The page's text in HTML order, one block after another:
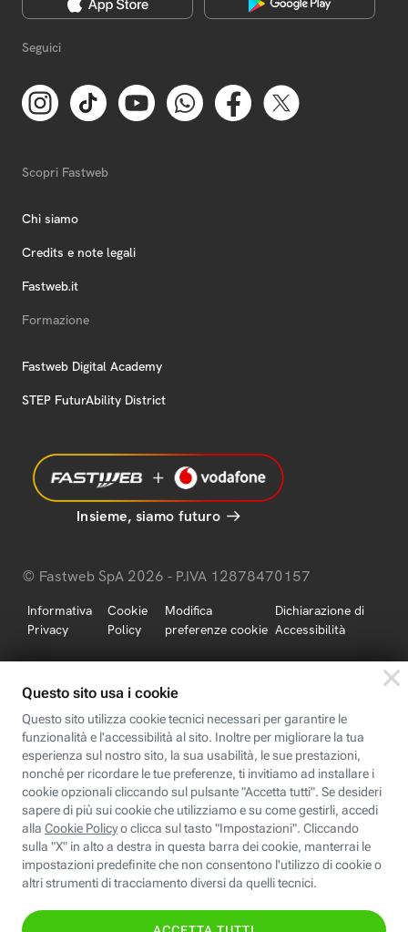
Seguici
Scopri Fastweb
Chi siamo
Credits e note legali
Fastweb.it
Formazione
Fastweb Digital Academy
STEP FuturAbility District
Insieme, siamo futuro
© Fastweb SpA 2026 - P.IVA 12878470157
Informativa
Privacy
Cookie
Policy
Modifica
preferenze cookie
Dichiarazione di
Accessibilità